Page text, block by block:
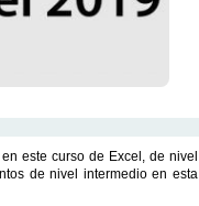
este curso de Excel, de nivel
de nivel intermedio en esta